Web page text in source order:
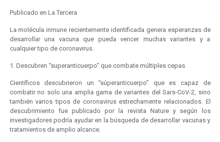
Publicado en La Tercera
La molécula inmune recientemente identificada genera esperanzas de
desarrollar una vacuna que pueda vencer muchas variantes y a
cualquier tipo de coronavirus.
1. Descubren “superanticuerpo” que combate múltiples cepas
Científicos descubrieron un “súperanticuerpo” que es capaz de
combatir no solo una amplia gama de variantes del Sars-CoV-2, sino
también varios tipos de coronavirus estrechamente relacionados. El
descubrimiento fue publicado por la revista Nature y según los
investigadores podría ayudar en la búsqueda de desarrollar vacunas y
tratamientos de amplio alcance.